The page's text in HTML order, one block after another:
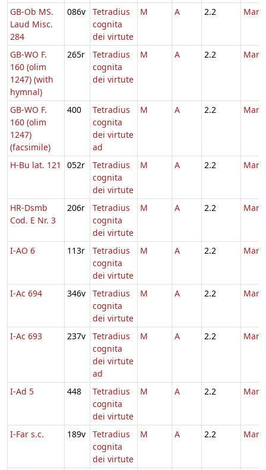
GB-Ob MS.
Laud Misc.
284
086v
Tetradius
cognita
dei virtute
M A 2.2
GB-WO F.
160 (olim
1247) (with
hymnal)
265r
Tetradius
cognita
dei virtute
M A 2.2
GB-WO F.
160 (olim
1247)
(facsimile)
400
Tetradius
cognita
dei virtute
ad
M A 2.2
H-Bu lat. 121 052r
Tetradius
cognita
dei virtute
M A 2.2
HR-Dsmb
Cod. E Nr. 3
206r
Tetradius
cognita
dei virtute
M A 2.2
I-AO 6 113r
Tetradius
cognita
dei virtute
M A 2.2
I-Ac 694 346v
Tetradius
cognita
dei virtute
M A 2.2
I-Ac 693 237v
Tetradius
cognita
dei virtute
ad
M A 2.2
I-Ad 5 448
Tetradius
cognita
dei virtute
M A 2.2
I-Far s.c. 189v
Tetradius
cognita
dei virtute
M A 2.2